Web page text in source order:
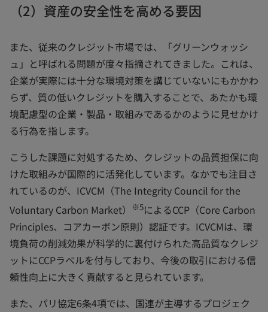
（2）資産の安全性を高める要因
また、従来のクレジット市場では、「グリーンウォッシ
ュ」と呼ばれる問題が度々指摘されてきました。これは、
企業が実際には十分な環境対策を講じていないにもかかわ
らず、質の低いクレジットを購入することで、あたかも環
境配慮型の企業・製品・取組みであるかのように見せかけ
る行為を指します。
こうした課題に対処するため、クレジットの品質担保に向
けた取組みが国際的に活発化しています。なかでも注目さ
れているのが、ICVCM（The Integrity Council for the
Voluntary Carbon Market）
※5によるCCP（Core Carbon
Principles、コアカーボン原則）認証です。ICVCMは、環
境負荷の削減効果が科学的に裏付けられた高品質なクレジ
ットにCCPラベルを付与しており、今後の取引における信
頼性向上に大きく貢献すると見られています。
また、パリ協定6条4項では、国連が主導するプロジェク